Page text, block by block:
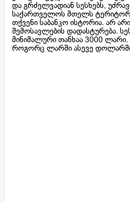
და გრძელვადიან სესხებს,
საქართველოს მთელს
თქვენი საბანკო ისტორია. არ
შემოსავლების დადასტურება.
მინიმალური თანხაა 3000 ლარი.
როგორც ლარში ასევე